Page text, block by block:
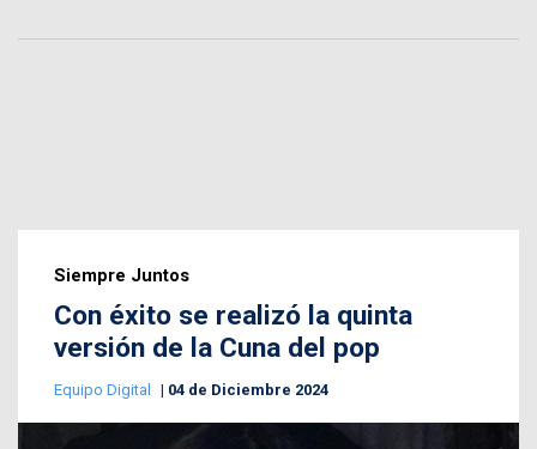
Siempre Juntos
Con éxito se realizó la quinta
versión de la Cuna del pop
Equipo Digital 04 de Diciembre 2024